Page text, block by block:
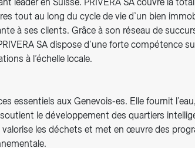
tout au long du cycle de vie d’un bien
à ses clients. Grâce à son réseau de
SA dispose d’une forte compétence
à l’échelle locale.
essentiels aux Genevois-es. Elle fournit
soutient le développement des quartiers
valorise les déchets et met en œuvre des